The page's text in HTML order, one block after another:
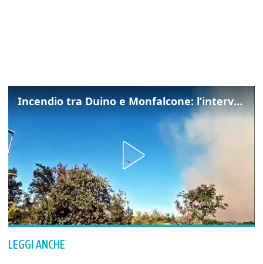
Incendio tra Duino e Monfalcone: l’intervento dei vigili del fuoco
LEGGI ANCHE